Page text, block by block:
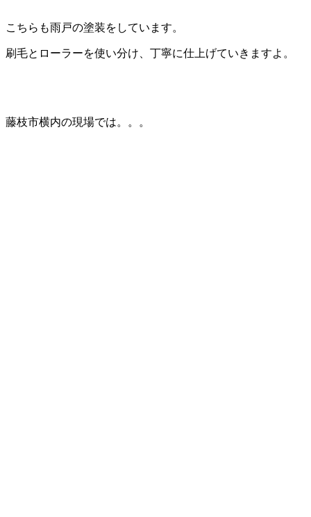
こちらも雨戸の塗装をしています。
刷毛とローラーを使い分け、丁寧に仕上げていきますよ。
藤枝市横内の現場では。。。